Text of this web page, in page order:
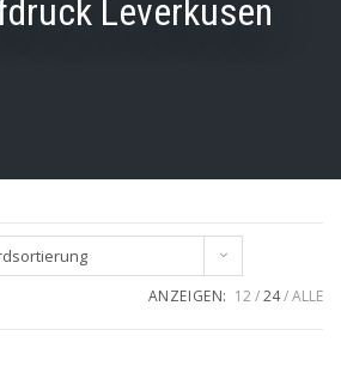
Leverkusen
ANZEIGEN: 12 24 ALLE